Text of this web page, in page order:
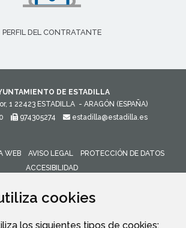
cookies
los siguientes tipos de cookies:
PERFIL DEL CONTRATANTE
DE ESTADILLA
1 22423 ESTADILLA - ARAGÓN (ESPAÑA)
974305274 estadilla@estadilla.es
WEB AVISO LEGAL
PROTECCIÓN DE DATOS
ACCESIBILIDAD